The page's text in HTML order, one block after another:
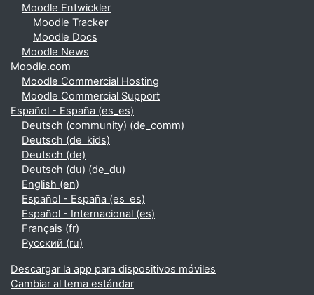
Moodle Entwickler
Moodle Tracker
Moodle Docs
Moodle News
Moodle.com
Moodle Commercial Hosting
Moodle Commercial Support
Español - España ‎(es_es)‎
Deutsch (community) ‎(de_comm)‎
Deutsch ‎(de_kids)‎
Deutsch ‎(de)‎
Deutsch (du) ‎(de_du)‎
English ‎(en)‎
Español - España ‎(es_es)‎
Español - Internacional ‎(es)‎
Français ‎(fr)‎
Русский ‎(ru)‎
Descargar la app para dispositivos móviles
Cambiar al tema estándar